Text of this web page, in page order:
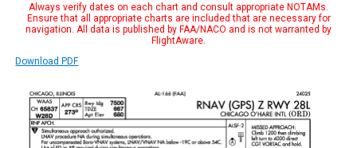
Always verify dates on each chart and consult appropriate NOTAMs.
Ensure that all appropriate charts are included that are necessary for
navigation. All data is published by FAA/NACO and is not warranted by
FlightAware.
Download PDF